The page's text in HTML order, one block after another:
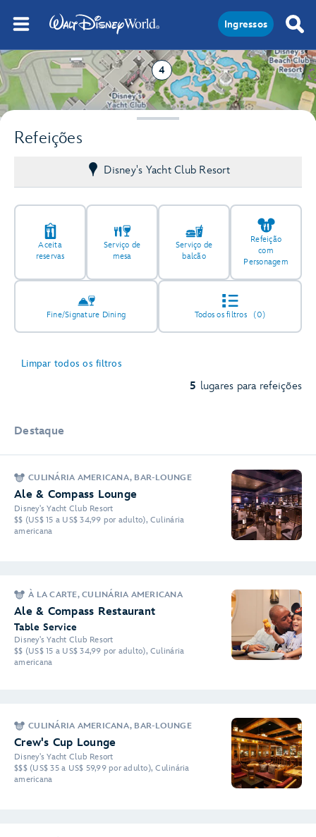
Ingressos
Refeições
Disney's Yacht Club Resort
Aceita
reservas
Serviço de
mesa
Serviço de
balcão
Refeição
com
Personagem
Fine/Signature Dining Todos os filtros(0)
Limpar todos os filtros
5 lugares para refeições
Destaque
CULINÁRIA AMERICANA, BAR-LOUNGE
Ale & Compass Lounge
Disney's Yacht Club Resort
$$ (US$ 15 a US$ 34,99 por adulto), Culinária
americana
À LA CARTE, CULINÁRIA AMERICANA
Ale & Compass Restaurant
Table Service
Disney's Yacht Club Resort
$$ (US$ 15 a US$ 34,99 por adulto), Culinária
americana
CULINÁRIA AMERICANA, BAR-LOUNGE
Crew's Cup Lounge
Disney's Yacht Club Resort
$$$ (US$ 35 a US$ 59,99 por adulto), Culinária
americana
4